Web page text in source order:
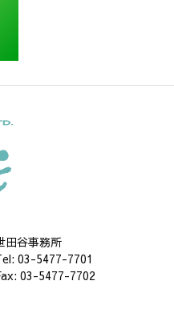
田谷事務所
03-5477-7701
03-5477-7702